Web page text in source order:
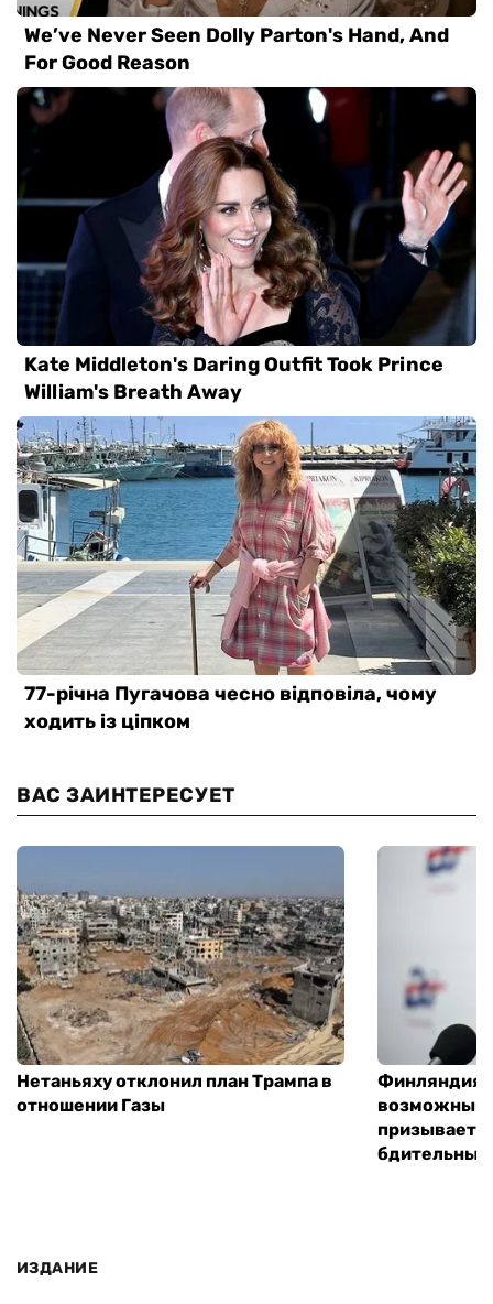
ВАС ЗАИНТЕРЕСУЕТ
Нетаньяху отклонил план Трампа в
отношении Газы
Финляндия
возможным
призывает
ИЗДАНИЕ